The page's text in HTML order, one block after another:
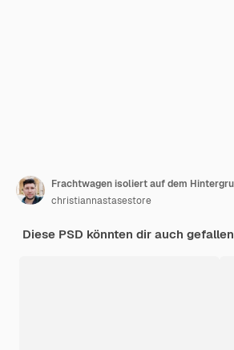
christiannastasestore
Diese PSD könnten dir auch gefallen